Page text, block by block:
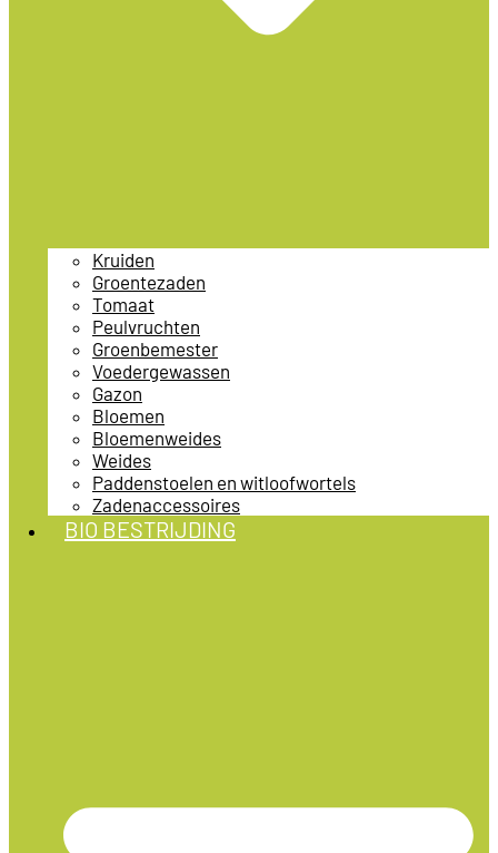
Kruiden
Groentezaden
Tomaat
Peulvruchten
Groenbemester
Voedergewassen
Gazon
Bloemen
Bloemenweides
Weides
Paddenstoelen en witloofwortels
Zadenaccessoires
BIO BESTRIJDING